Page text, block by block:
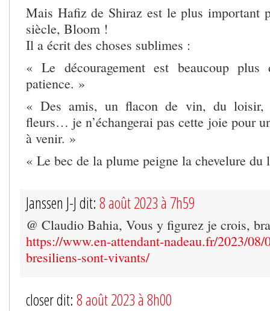
Mais Hafiz de Shiraz est le plus important
siècle, Bloom !
Il a écrit des choses sublimes :
« Le découragement est beaucoup plus
patience. »
« Des amis, un flacon de vin, du loisir,
fleurs… je n’échangerai pas cette joie pour
à venir. »
« Le bec de la plume peigne la chevelure du
Janssen J-J dit: 8 août 2023 à 7h59
@ Claudio Bahia, Vous y figurez je crois,
https://www.en-attendant-nadeau.fr/2023/08/
bresiliens-sont-vivants/
closer dit: 8 août 2023 à 8h00